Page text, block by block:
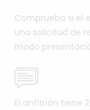
Comprueba si el
una solicitud de
modo
El anfitrión tiene